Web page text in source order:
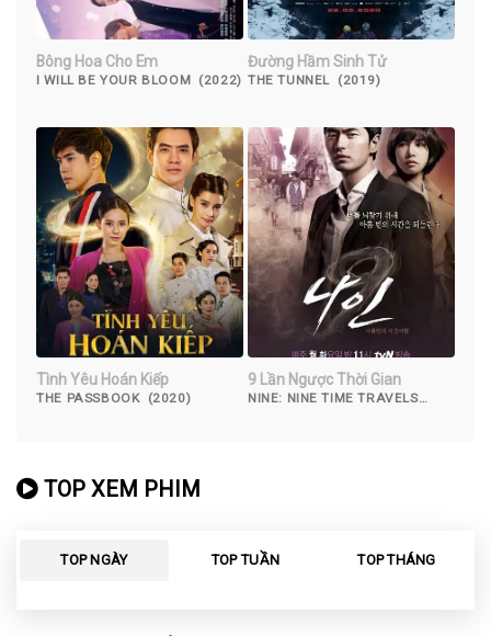
Bông Hoa Cho Em
I WILL BE YOUR BLOOM (2022)
Đường Hầm Sinh Tử
THE TUNNEL (2019)
Tình Yêu Hoán Kiếp
THE PASSBOOK (2020)
9 Lần Ngược Thời Gian
NINE: NINE TIME TRAVELS
TOP XEM PHIM
TOP NGÀY TOP TUẦN TOP THÁNG